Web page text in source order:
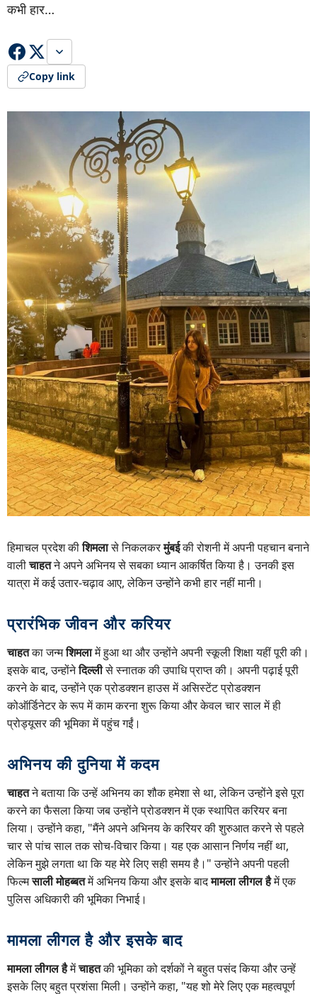
कभी हार…
Copy link
हिमाचल प्रदेश कीशिमलासे निकलकरमुंबईकी रोशनी में अपनी पहचान बनाने
वालीचाहतने अपने अभिनय से सबका ध्यान आकर्षित किया है। उनकी इस
यात्रा में कई उतार-चढ़ाव आए, लेकिन उन्होंने कभी हार नहीं मानी।
प्रारंभिक जीवन और करियर
चाहतका जन्मशिमलामें हुआ था और उन्होंने अपनी स्कूली शिक्षा यहीं पूरी की।
इसके बाद, उन्होंनेदिल्लीसे स्नातक की उपाधि प्राप्त की। अपनी पढ़ाई पूरी
करने के बाद, उन्होंने एक प्रोडक्शन हाउस में असिस्टेंट प्रोडक्शन
कोऑर्डिनेटर के रूप में काम करना शुरू किया और केवल चार साल में ही
प्रोड्यूसर की भूमिका में पहुंच गईं।
अभिनय की दुनिया में कदम
चाहतने बताया कि उन्हें अभिनय का शौक हमेशा से था, लेकिन उन्होंने इसे पूरा
करने का फैसला किया जब उन्होंने प्रोडक्शन में एक स्थापित करियर बना
लिया। उन्होंने कहा, "मैंने अपने अभिनय के करियर की शुरुआत करने से पहले
चार से पांच साल तक सोच-विचार किया। यह एक आसान निर्णय नहीं था,
लेकिन मुझे लगता था कि यह मेरे लिए सही समय है।" उन्होंने अपनी पहली
फिल्मसाली मोहब्बतमें अभिनय किया और इसके बादमामला लीगल हैमें एक
पुलिस अधिकारी की भूमिका निभाई।
मामला लीगल है और इसके बाद
मामला लीगल हैमेंचाहतकी भूमिका को दर्शकों ने बहुत पसंद किया और उन्हें
इसके लिए बहुत प्रशंसा मिली। उन्होंने कहा, "यह शो मेरे लिए एक महत्वपूर्ण